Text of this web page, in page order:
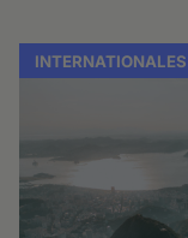
INTERNATIONALES